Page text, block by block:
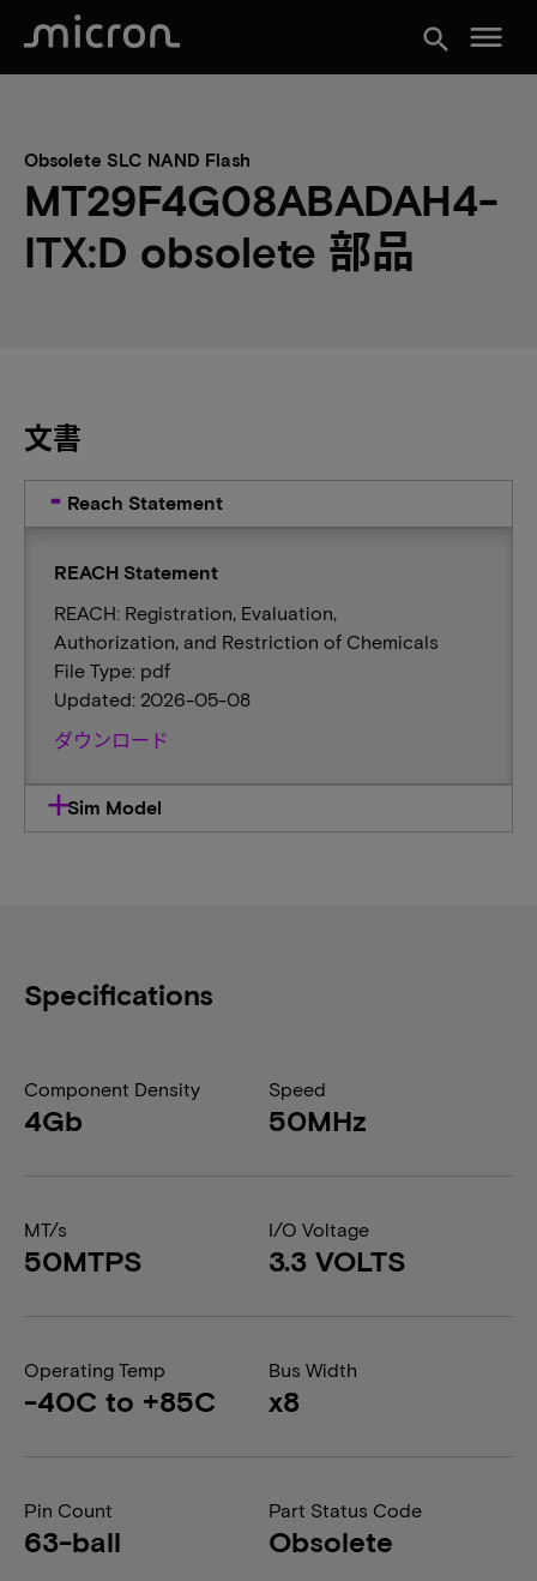
search menu
Obsolete SLC NAND Flash
MT29F4G08ABADAH4-
ITX:D obsolete 部品
文書
Reach Statement
REACH Statement
REACH: Registration, Evaluation,
Authorization, and Restriction of Chemicals
File Type: pdf
Updated: 2026-05-08
ダウンロード
Sim Model
Specifications
Component Density
4Gb
Speed
50MHz
MT/s
50MTPS
I/O Voltage
3.3 VOLTS
Operating Temp
-40C to +85C
Bus Width
x8
Pin Count
63-ball
Part Status Code
Obsolete